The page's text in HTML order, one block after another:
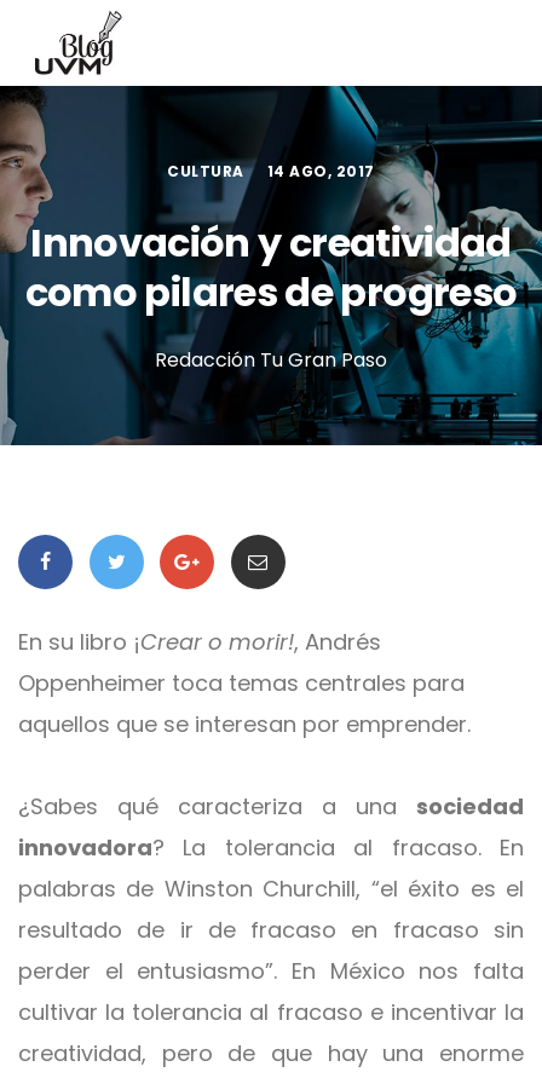
CULTURA 14 AGO, 2017
Innovación y creatividad
como pilares de progreso
Redacción Tu Gran Paso
En su libro ¡Crear o morir!, Andrés
Oppenheimer toca temas centrales para
aquellos que se interesan por emprender.
¿Sabes qué caracteriza a una sociedad
innovadora? La tolerancia al fracaso. En
palabras de Winston Churchill, “el éxito es el
resultado de ir de fracaso en fracaso sin
perder el entusiasmo”. En México nos falta
cultivar la tolerancia al fracaso e incentivar la
creatividad, pero de que hay una enorme